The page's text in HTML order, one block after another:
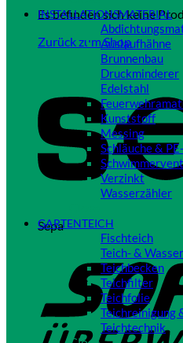
Es befinden sich keine
Zurück zum Shop
Sepa
INSTALLATIONSMATERIAL
Auslaufhähne
Brunnenbau
Druckminderer
Edelstahl
Kunststoff
Messing
Schläuche &
Verzinkt
Wasserzähler
GARTENTEICH
Fischteich
Teich- &
Teichbecken
Teichfilter
Teichfolie
Teichreinigung
Teichtechnik